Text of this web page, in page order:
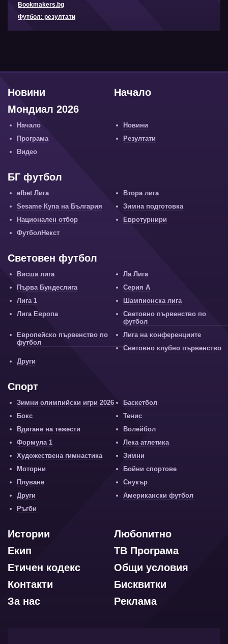
Bookmakers.bg
Футбол: резултати
Начало
Новини
Мондиал 2026
Начало
Новини
Програма
Резултати
Видео
БГ футбол
efbet Лига
Втора лига
Sesame Купа на България
Зимна подготовка
Национален отбор
Евротурнири
ФутболНекст
Световен футбол
Висша лига
Ла Лига
Първа Бундеслига
Серия А
Лига 1
Шампионска лига
Лига Европа
Световно първенство по
футбол
Европейско първенство по
футбол
Лига на конференциите
Световно клубно първенство
Други
Спорт
Зимни олимпийски игри 2026
Баскетбол
Бокс
Тенис
Вдигане на тежести
Волейбол
Формула 1
Лека атлетика
Художествена гимнастика
Зимни
Моторни
Бойни спортове
Плуване
Снукър
Други
Американски футбол
Ръгби
Любопитно
Истории
ТВ Програма
Екип
Общи условия
Етичен кодекс
Бисквитки
Контакти
Реклама
За нас